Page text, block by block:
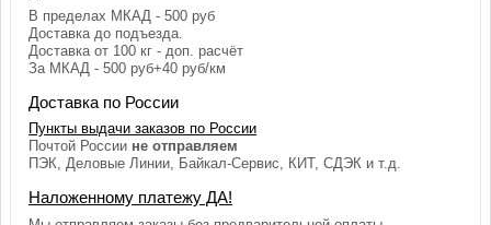
В пределах МКАД - 500 руб
Доставка до подъезда.
Доставка от 100 кг - доп. расчёт
За МКАД - 500 руб+40 руб/км
Доставка по России
Пункты выдачи заказов по России
Почтой России не отправляем
ПЭК, Деловые Линии, Байкал-Сервис, КИТ, СДЭК и т.д.
Наложенному платежу ДА!